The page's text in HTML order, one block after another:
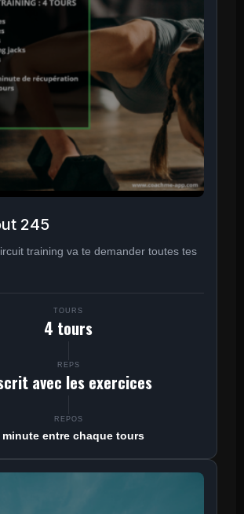
245
training va te demander toutes tes
TOURS
4 tours
REPS
avec les exercices
REPOS
minute entre chaque tours